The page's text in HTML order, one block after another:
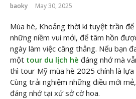
baoky May 30, 2025
Mùa hè, Khoảng thời kì tuyệt trần
những niềm vui mới, để tâm hồn
ngày làm việc căng thẳng. Nếu bạn
một tour du lịch hè đáng nhớ mà
thì tour Mỹ mùa hè 2025 chính là lựa
Cùng trải nghiệm những điều mới
đáng nhớ tại xứ sở cờ hoa.